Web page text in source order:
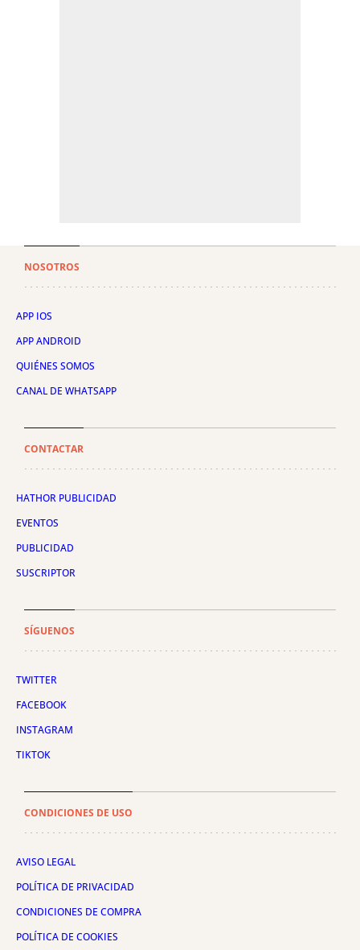
NOSOTROS
APP IOS
APP ANDROID
QUIÉNES SOMOS
CANAL DE WHATSAPP
CONTACTAR
HATHOR PUBLICIDAD
EVENTOS
PUBLICIDAD
SUSCRIPTOR
SÍGUENOS
TWITTER
FACEBOOK
INSTAGRAM
TIKTOK
CONDICIONES DE USO
AVISO LEGAL
POLÍTICA DE PRIVACIDAD
CONDICIONES DE COMPRA
POLÍTICA DE COOKIES